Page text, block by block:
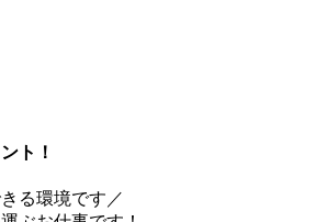
ト！
る環境です／